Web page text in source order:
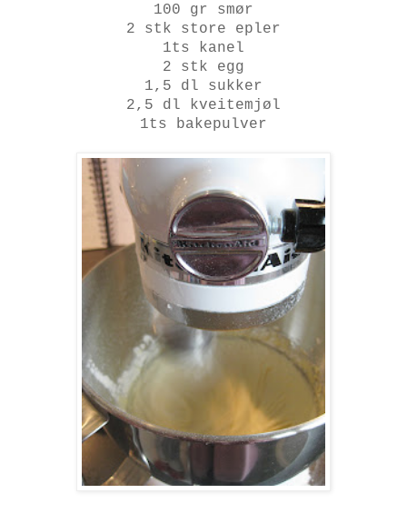
100 gr smør
2 stk store epler
1ts kanel
2 stk egg
1,5 dl sukker
2,5 dl kveitemjøl
1ts bakepulver